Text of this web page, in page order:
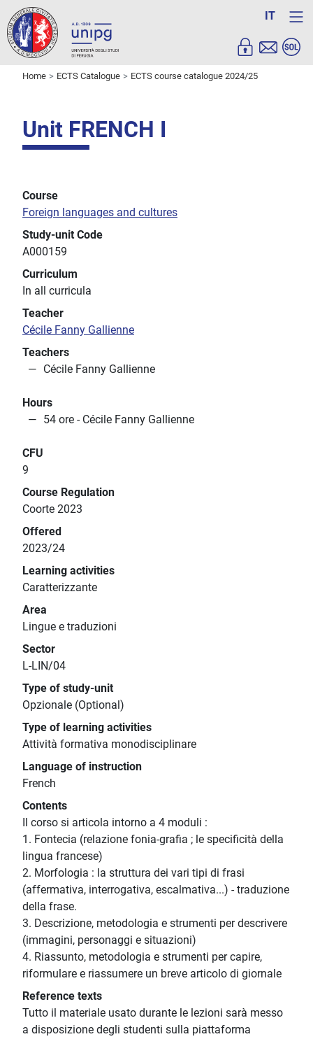
IT
Home ECTS Catalogue ECTS course catalogue 2024/25
Unit FRENCH I
Course
Foreign languages and cultures
Study-unit Code
A000159
Curriculum
In all curricula
Teacher
Cécile Fanny Gallienne
Teachers
Cécile Fanny Gallienne
Hours
54 ore - Cécile Fanny Gallienne
CFU
9
Course Regulation
Coorte 2023
Offered
2023/24
Learning activities
Caratterizzante
Area
Lingue e traduzioni
Sector
L-LIN/04
Type of study-unit
Opzionale (Optional)
Type of learning activities
Attività formativa monodisciplinare
Language of instruction
French
Contents
Il corso si articola intorno a 4 moduli :
1. Fontecia (relazione fonia-grafia ; le specificità della
lingua francese)
2. Morfologia : la struttura dei vari tipi di frasi
(affermativa, interrogativa, escalmativa...) - traduzione
della frase.
3. Descrizione, metodologia e strumenti per descrivere
(immagini, personaggi e situazioni)
4. Riassunto, metodologia e strumenti per capire,
riformulare e riassumere un breve articolo di giornale
Reference texts
Tutto il materiale usato durante le lezioni sarà messo
a disposizione degli studenti sulla piattaforma